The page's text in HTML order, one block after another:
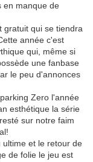
en manque de
gratuit qui se tiendra
année c'est
qui, même si
une fanbase
le peu d'annonces
Zero l'année
esthétique la série
sur notre faim
ultime et le retour de
de folie le jeu est